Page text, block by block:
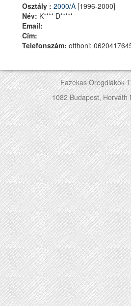
Osztály : 2000/A [1996-2000]
Név: K**** D*****
Email:
Cím:
Telefonszám: otthoni:
Fazekas Öregdiákok
1082 Budapest, Horváth